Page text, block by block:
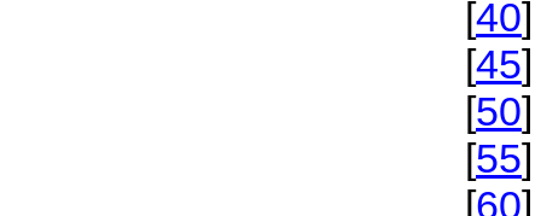
[40]
[45]
[50]
[55]
[60]